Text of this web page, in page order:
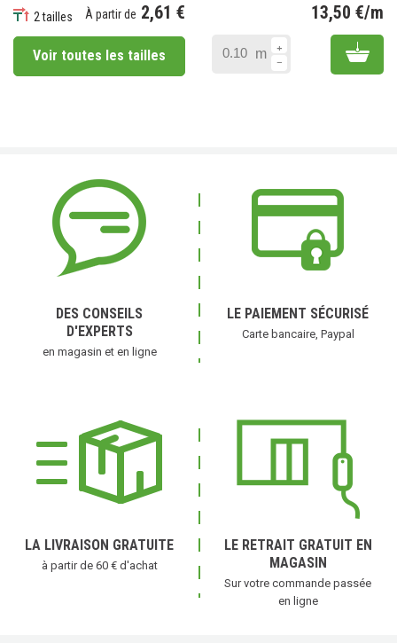
2 tailles À partir de 2,61 €
Voir toutes les tailles
13,50 €/m
m Add
DES CONSEILS
D'EXPERTS
en magasin et en ligne
LE PAIEMENT SÉCURISÉ
Carte bancaire, Paypal
LA LIVRAISON GRATUITE
à partir de 60 € d'achat
LE RETRAIT GRATUIT EN
MAGASIN
Sur votre commande passée
en ligne